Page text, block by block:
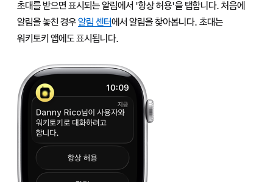
초대를 받으면 표시되는 알림에서 '항상 허용'을 탭합니다. 처음에
알림을 놓친 경우알림 센터에서 알림을 찾아봅니다. 초대는
워키토키 앱에도 표시됩니다.